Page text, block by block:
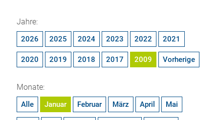
Jahre:
2026 2025 2024 2023 2022 2021
2020 2019 2018 2017 2009 Vorherige
Monate:
Alle Januar Februar März April Mai